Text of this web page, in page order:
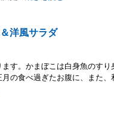
洋風サラダ
す。かまぼこは白身魚のすり
の食べ過ぎたお腹に、また、